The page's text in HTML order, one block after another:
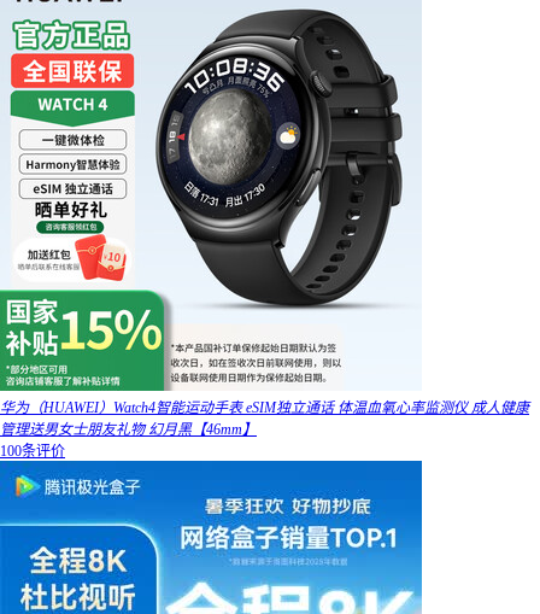
华为（HUAWEI）Watch4智能运动手表 eSIM独立通话 体温血氧心率监测仪 成人健康
管理送男女士朋友礼物 幻月黑【46mm】
100条评价